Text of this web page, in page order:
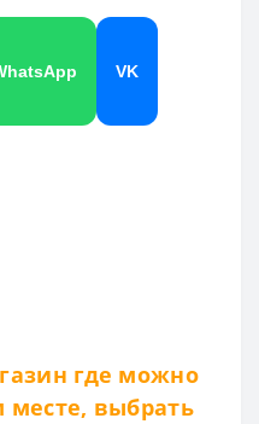
VK
где можно
месте, выбрать